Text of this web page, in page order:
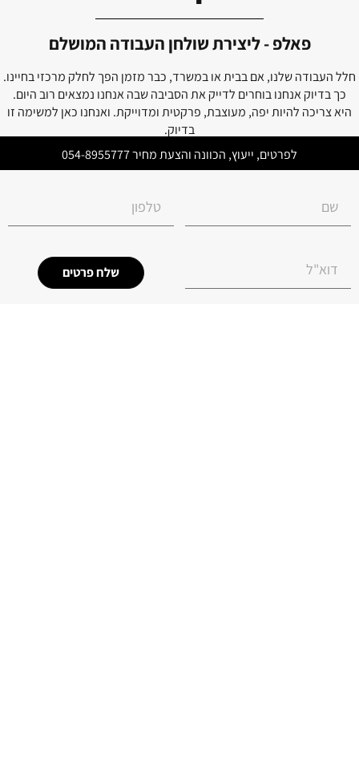
פאלפ - ליצירת שולחן העבודה המושלם
חלל העבודה שלנו, אם בבית או במשרד, כבר מזמן הפך לחלק מרכזי בחיינו.
כך בדיוק אנחנו בוחרים לדייק את הסביבה שבה אנחנו נמצאים רוב היום.
היא צריכה להיות יפה, מעוצבת, פרקטית ומדוייקת. ואנחנו כאן למשימה זו
בדיוק.
לפרטים, ייעוץ, הכוונה והצעת מחיר 054-8955777
שלח פרטים